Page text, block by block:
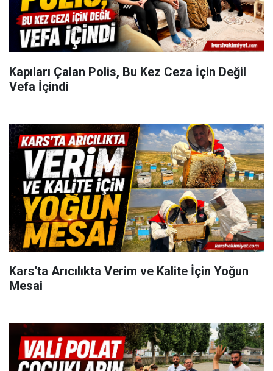
Kapıları Çalan Polis, Bu Kez Ceza İçin Değil
Vefa İçindi
Kars'ta Arıcılıkta Verim ve Kalite İçin Yoğun
Mesai